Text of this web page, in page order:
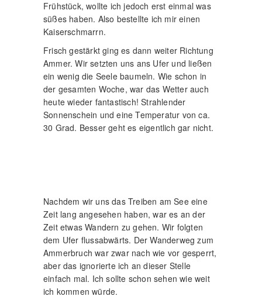
Frühstück, wollte ich jedoch erst einmal was
süßes haben. Also bestellte ich mir einen
Kaiserschmarrn.
Frisch gestärkt ging es dann weiter Richtung
Ammer. Wir setzten uns ans Ufer und ließen
ein wenig die Seele baumeln. Wie schon in
der gesamten Woche, war das Wetter auch
heute wieder fantastisch! Strahlender
Sonnenschein und eine Temperatur von ca.
30 Grad. Besser geht es eigentlich gar nicht.
Nachdem wir uns das Treiben am See eine
Zeit lang angesehen haben, war es an der
Zeit etwas Wandern zu gehen. Wir folgten
dem Ufer flussabwärts. Der Wanderweg zum
Ammerbruch war zwar nach wie vor gesperrt,
aber das ignorierte ich an dieser Stelle
einfach mal. Ich sollte schon sehen wie weit
ich kommen würde.